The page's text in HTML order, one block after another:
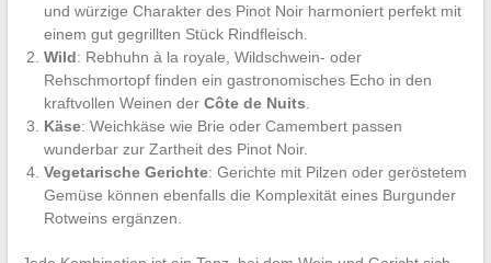
und würzige Charakter des Pinot Noir harmoniert perfekt mit
einem gut gegrillten Stück Rindfleisch.
Wild: Rebhuhn à la royale, Wildschwein- oder
Rehschmortopf finden ein gastronomisches Echo in den
kraftvollen Weinen der Côte de Nuits
Käse: Weichkäse wie Brie oder Camembert passen
wunderbar zur Zartheit des Pinot Noir.
Vegetarische Gerichte: Gerichte mit Pilzen oder geröstetem
Gemüse können ebenfalls die Komplexität eines Burgunder
Rotweins ergänzen.